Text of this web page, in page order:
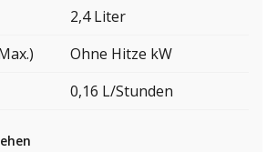
2,4 Liter
Ohne Hitze kW
0,16 L/Stunden